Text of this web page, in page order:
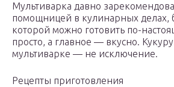
Мультиварка давно
помощницей в кулинарных делах,
которой можно готовить по-
просто, а главное — вкусно.
мультиварке — не исключение.
Рецепты приготовления